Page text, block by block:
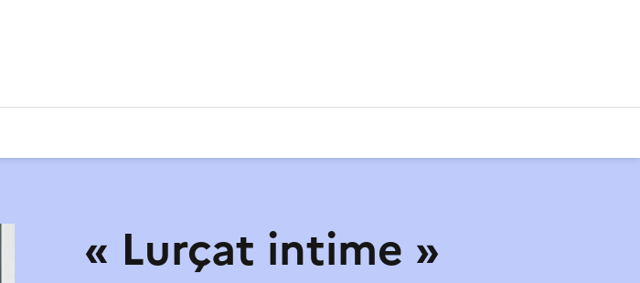
« Lurçat intime »